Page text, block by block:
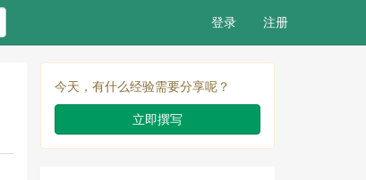
登录 注册
今天，有什么经验需要分享呢？
立即撰写